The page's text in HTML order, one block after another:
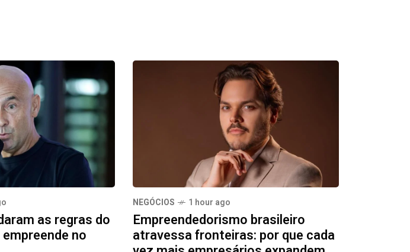
as regras do
no
NEGÓCIOS 1 hour ago
Empreendedorismo brasileiro
atravessa fronteiras: por que cada